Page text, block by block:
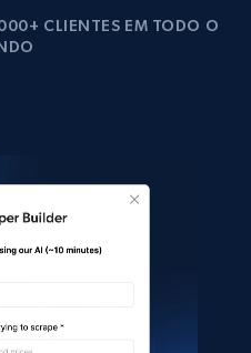
CLIENTES EM TODO O